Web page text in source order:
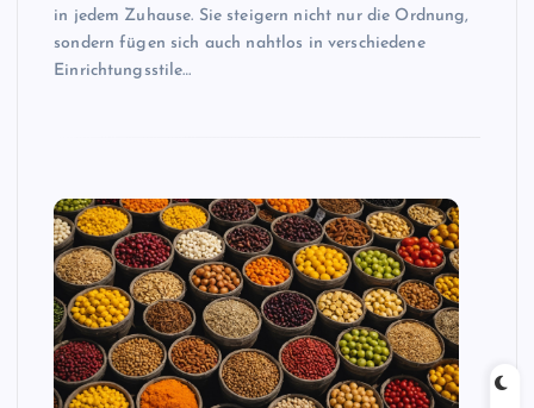
in jedem Zuhause. Sie steigern nicht nur die Ordnung,
sondern fügen sich auch nahtlos in verschiedene
Einrichtungsstile…